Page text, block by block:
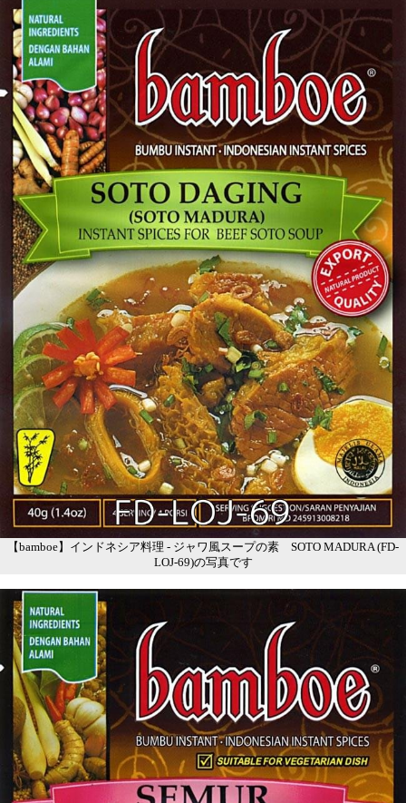
【bamboe】インドネシア料理 - ジャワ風スープの素 SOTO MADURA (FD-
LOJ-69)の写真です